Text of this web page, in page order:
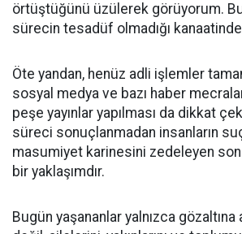
örtüştüğünü üzülerek görüyorum.
sürecin tesadüf olmadığı
Öte yandan, henüz adli işlemler
sosyal medya ve bazı haber
peşe yayınlar yapılması da dikkat
süreci sonuçlanmadan insanların
masumiyet karinesini zedeleyen son
bir yaklaşımdır.
Bugün yaşananlar yalnızca gözaltına